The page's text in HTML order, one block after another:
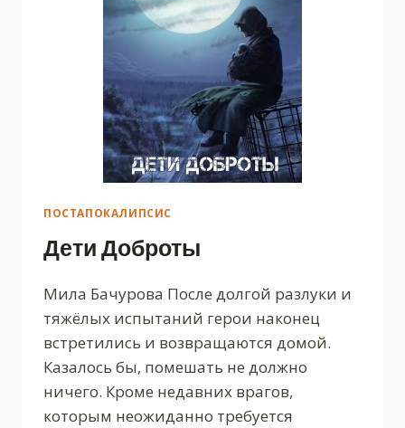
ПОСТАПОКАЛИПСИС
Дети Доброты
Мила Бачурова После долгой разлуки и
тяжёлых испытаний герои наконец
встретились и возвращаются домой.
Казалось бы, помешать не должно
ничего. Кроме недавних врагов,
которым неожиданно требуется